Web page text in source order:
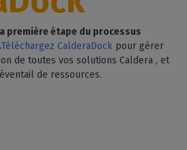
première étape du processus
Téléchargez CalderaDock pour gérer
de toutes vos solutions Caldera , et
de ressources.